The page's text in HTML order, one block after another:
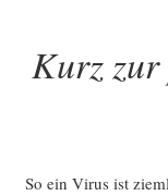
Kurz zur
So ein Virus ist